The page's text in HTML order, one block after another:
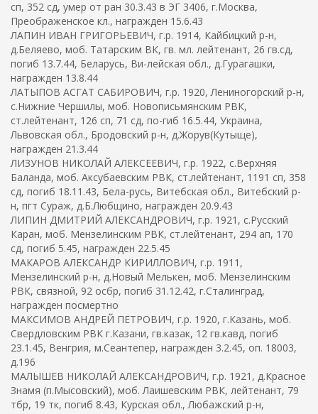
сп, 352 сд, умер от ран 30.3.43 в ЭГ 3406, г.Москва,
Преображенское кл., награжден 15.6.43
ЛАПИН ИВАН ГРИГОРЬЕВИЧ, г.р. 1914, Кайбицкий р-н,
д.Беляево, моб. Татарским ВК, гв. мл. лейтенант, 26 гв.сд,
погиб 13.7.44, Беларусь, Ви-лейская обл., д.Гурагашки,
награжден 13.8.44
ЛАТЫПОВ АСГАТ САБИРОВИЧ, г.р. 1920, Лениногорский р-н,
с.Нижние Чершилы, моб. Новописьмянским РВК,
ст.лейтенант, 126 сп, 71 сд, по-гиб 16.5.44, Украина,
Львовская обл., Бродовский р-н, д.Жорув(Кутыще),
награжден 21.3.44
ЛИЗУНОВ НИКОЛАЙ АЛЕКСЕЕВИЧ, г.р. 1922, с.Верхняя
Баланда, моб. Аксубаевским РВК, ст.лейтенант, 1191 сп, 358
сд, погиб 18.11.43, Бела-русь, Витебская обл., Витебский р-
н, пгт Сураж, д.Б.Любщино, награжден 20.9.43
ЛИПИН ДМИТРИЙ АЛЕКСАНДРОВИЧ, г.р. 1921, с.Русский
Каран, моб. Мензелинским РВК, ст.лейтенант, 294 ап, 170
сд, погиб 5.45, награжден 22.5.45
МАКАРОВ АЛЕКСАНДР КИРИЛЛОВИЧ, г.р. 1911,
Мензелинский р-н, д.Новый Мелькен, моб. Мензелинским
РВК, связной, 92 осбр, погиб 31.12.42, г.Сталинград,
награжден посмертно
МАКСИМОВ АНДРЕЙ ПЕТРОВИЧ, г.р. 1920, г.Казань, моб.
Свердловским РВК г.Казани, гв.казак, 12 гв.кавд, погиб
23.1.45, Венгрия, м.Сеантепер, награжден 3.2.45, оп. 18003,
д.196
МАЛЫШЕВ НИКОЛАЙ АЛЕКСАНДРОВИЧ, г.р. 1921, д.Красное
Знамя (п.Мысовский), моб. Лаишевским РВК, лейтенант, 79
тбр, 19 тк, погиб 8.43, Курская обл., Любажский р-н,